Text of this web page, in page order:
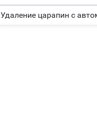
Удаление царапин с